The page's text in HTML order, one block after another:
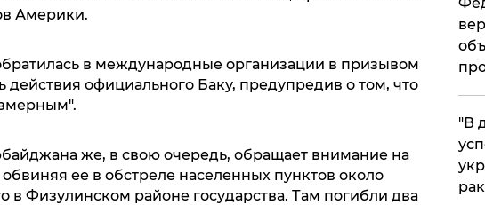
Америки.
в международные организации в призывом
действия официального Баку, предупредив о том, что
же, в свою очередь, обращает внимание на
ее в обстреле населенных пунктов около
в Физулинском районе государства. Там погибли два
​"В